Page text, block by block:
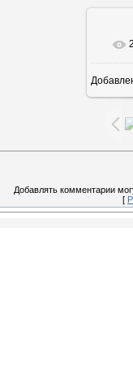
Добавлять комментарии
[